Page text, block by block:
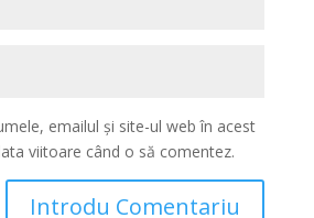
emailul și site-ul web în acest
viitoare când o să comentez.